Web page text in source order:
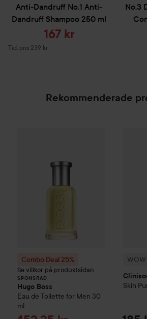
Anti-Dandruff No.1 Anti-
Dandruff Shampoo 250 ml
Reapris
167 kr
Tid. pris 239 kr
Tidigare pris 239 kr
No.3
Rekommenderade
Combo Deal 25%
Se villkor på produktsidan
SPONSRAD
Hugo Boss
Eau de Toilette for Men 30
ml
Skin